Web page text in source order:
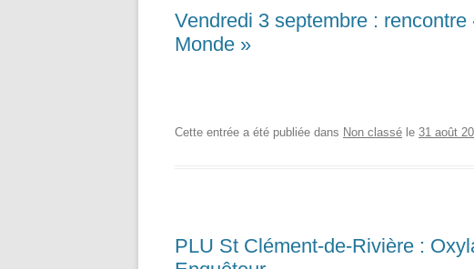
Vendredi 3 septembre :
Monde »
Cette entrée a été publiée dans Non classé le 31 août
PLU St Clément-de-Rivière :